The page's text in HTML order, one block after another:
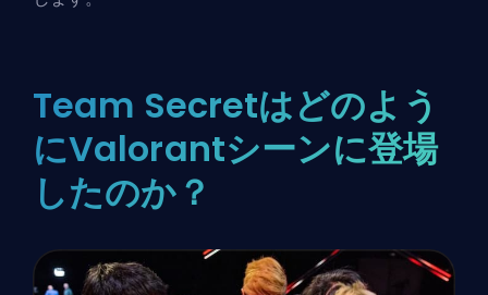
Team Secretはどのよう
にValorantシーンに登場
したのか？